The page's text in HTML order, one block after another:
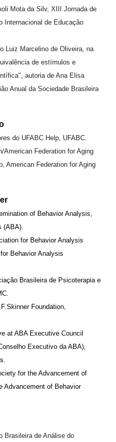
Mota da Silv, XIII Jornada de
Internacional de Educação
Luiz Marcelino de Oliveira, na
de estímulos e
autoria de Ana Elisa
Anual da Sociedade Brasileira
do UFABC Help, UFABC.
American Federation for Aging
American Federation for Aging
of Behavior Analysis,
(ABA).
for Behavior Analysis
Behavior Analysis
Brasileira de Psicoterapia e
Foundation,
at ABA Executive Council
Executivo da ABA),
for the Advancement of
Advancement of Behavior
Brasileira de Análise do